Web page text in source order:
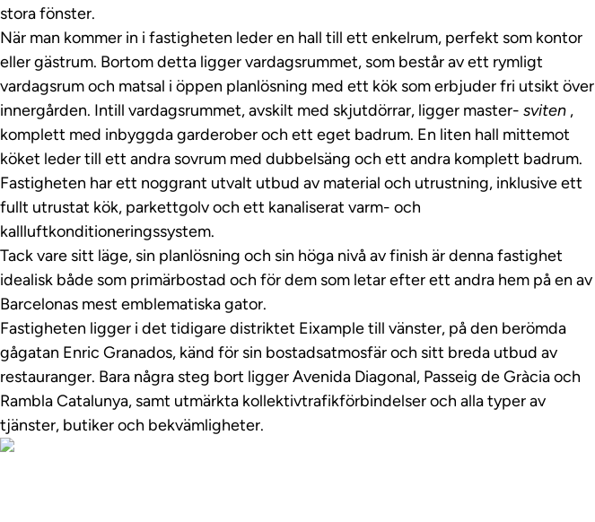
stora fönster.
När man kommer in i fastigheten leder en hall till ett enkelrum, perfekt som kontor
eller gästrum. Bortom detta ligger vardagsrummet, som består av ett rymligt
vardagsrum och matsal i öppen planlösning med ett kök som erbjuder fri utsikt över
innergården. Intill vardagsrummet, avskilt med skjutdörrar, ligger master- sviten ,
komplett med inbyggda garderober och ett eget badrum. En liten hall mittemot
köket leder till ett andra sovrum med dubbelsäng och ett andra komplett badrum.
Fastigheten har ett noggrant utvalt utbud av material och utrustning, inklusive ett
fullt utrustat kök, parkettgolv och ett kanaliserat varm- och
kallluftkonditioneringssystem.
Tack vare sitt läge, sin planlösning och sin höga nivå av finish är denna fastighet
idealisk både som primärbostad och för dem som letar efter ett andra hem på en av
Barcelonas mest emblematiska gator.
Fastigheten ligger i det tidigare distriktet Eixample till vänster, på den berömda
gågatan Enric Granados, känd för sin bostadsatmosfär och sitt breda utbud av
restauranger. Bara några steg bort ligger Avenida Diagonal, Passeig de Gràcia och
Rambla Catalunya, samt utmärkta kollektivtrafikförbindelser och alla typer av
tjänster, butiker och bekvämligheter.